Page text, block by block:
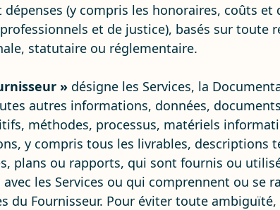
(y compris les honoraires, coûts et
et de justice), basés sur toute
statutaire ou réglementaire.
» désigne les Services, la
autres informations, données,
méthodes, processus, matériels
y compris tous les livrables, descriptions
plans ou rapports, qui sont fournis ou
les Services ou qui comprennent ou se
du Fournisseur. Pour éviter toute